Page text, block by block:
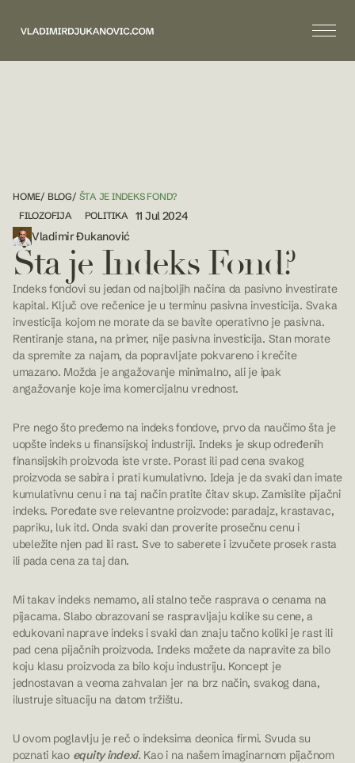
HOME/ BLOG/ ŠTA JE INDEKS FOND?
FILOZOFIJA
POLITIKA
11 Jul 2024
Vladimir Đukanović
Šta je Indeks Fond?
Indeks fondovi su jedan od najboljih načina da pasivno investirate
kapital. Ključ ove rečenice je u terminu pasivna investicija. Svaka
investicija kojom ne morate da se bavite operativno je pasivna.
Rentiranje stana, na primer, nije pasivna investicija. Stan morate
da spremite za najam, da popravljate pokvareno i krečite
umazano. Možda je angažovanje minimalno, ali je ipak
angažovanje koje ima komercijalnu vrednost.
Pre nego što pređemo na indeks fondove, prvo da naučimo šta je
uopšte indeks u finansijskoj industriji. Indeks je skup određenih
finansijskih proizvoda iste vrste. Porast ili pad cena svakog
proizvoda se sabira i prati kumulativno. Ideja je da svaki dan imate
kumulativnu cenu i na taj način pratite čitav skup. Zamislite pijačni
indeks. Poređate sve relevantne proizvode: paradajz, krastavac,
papriku, luk itd. Onda svaki dan proverite prosečnu cenu i
ubeležite njen pad ili rast. Sve to saberete i izvučete prosek rasta
ili pada cena za taj dan.
Mi takav indeks nemamo, ali stalno teče rasprava o cenama na
pijacama. Slabo obrazovani se raspravljaju kolike su cene, a
edukovani naprave indeks i svaki dan znaju tačno koliki je rast ili
pad cena pijačnih proizvoda. Indeks možete da napravite za bilo
koju klasu proizvoda za bilo koju industriju. Koncept je
jednostavan a veoma zahvalan jer na brz način, svakog dana,
ilustruje situaciju na datom tržištu.
U ovom poglavlju je reč o indeksima deonica firmi. Svuda su
poznati kao equity indexi. Kao i na našem imaginarnom pijačnom